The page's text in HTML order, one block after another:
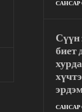
САНСАР
Сүүн
биет
САНСАР